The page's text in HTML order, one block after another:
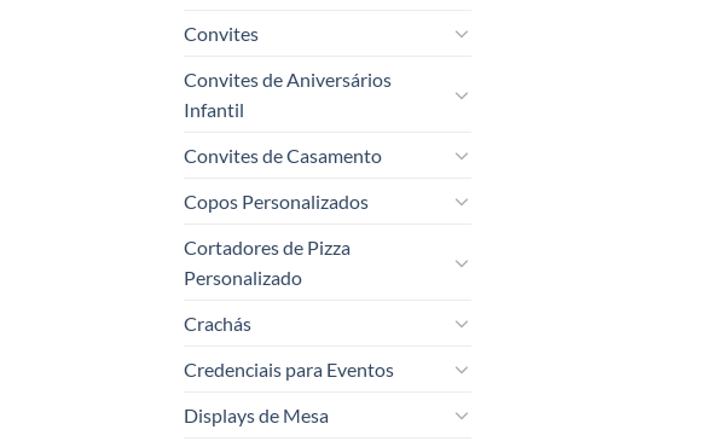
Convites
Convites de Aniversários
Infantil
Convites de Casamento
Copos Personalizados
Cortadores de Pizza
Personalizado
Crachás
Credenciais para Eventos
Displays de Mesa